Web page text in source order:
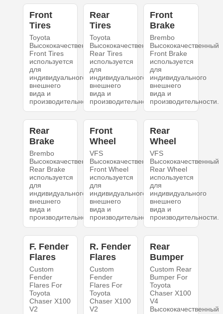
Front
Tires
Toyota
Высококачественный
Front Tires
используется
для
индивидуального
внешнего
вида и
производительности.
Rear
Tires
Toyota
Высококачественный
Rear Tires
используется
для
индивидуального
внешнего
вида и
производительности.
Front
Brake
Brembo
Высококачественный
Front Brake
используется
для
индивидуального
внешнего
вида и
производительности.
Rear
Brake
Brembo
Высококачественный
Rear Brake
используется
для
индивидуального
внешнего
вида и
производительности.
Front
Wheel
VFS
Высококачественный
Front Wheel
используется
для
индивидуального
внешнего
вида и
производительности.
Rear
Wheel
VFS
Высококачественный
Rear Wheel
используется
для
индивидуального
внешнего
вида и
производительности.
F. Fender
Flares
Custom
Fender
Flares For
Toyota
Chaser X100
V2
R. Fender
Flares
Custom
Fender
Flares For
Toyota
Chaser X100
V2
Rear
Bumper
Custom Rear
Bumper For
Toyota
Chaser X100
V4
Высококачественный